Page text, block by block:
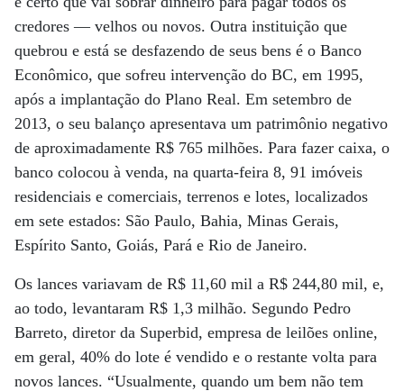
credores — velhos ou novos. Outra instituição que
quebrou e está se desfazendo de seus bens é o Banco
Econômico, que sofreu intervenção do BC, em 1995,
após a implantação do Plano Real. Em setembro de
2013, o seu balanço apresentava um patrimônio negativo
de aproximadamente R$ 765 milhões. Para fazer caixa, o
banco colocou à venda, na quarta-feira 8, 91 imóveis
residenciais e comerciais, terrenos e lotes, localizados
em sete estados: São Paulo, Bahia, Minas Gerais,
Espírito Santo, Goiás, Pará e Rio de Janeiro.
Os lances variavam de R$ 11,60 mil a R$ 244,80 mil, e,
ao todo, levantaram R$ 1,3 milhão. Segundo Pedro
Barreto, diretor da Superbid, empresa de leilões online,
em geral, 40% do lote é vendido e o restante volta para
novos lances. “Usualmente, quando um bem não tem